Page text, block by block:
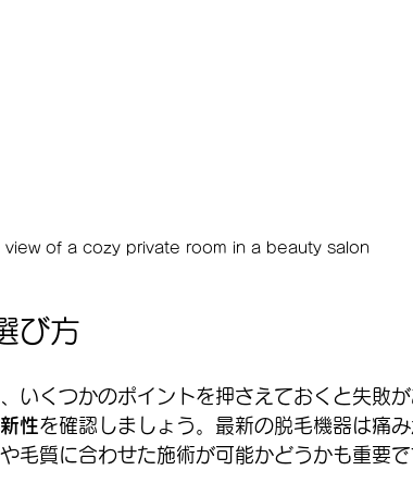
view of a cozy private room in a beauty salon
び方
いくつかのポイントを押さえておくと失敗
性を確認しましょう。最新の脱毛機器は痛
毛質に合わせた施術が可能かどうかも重要